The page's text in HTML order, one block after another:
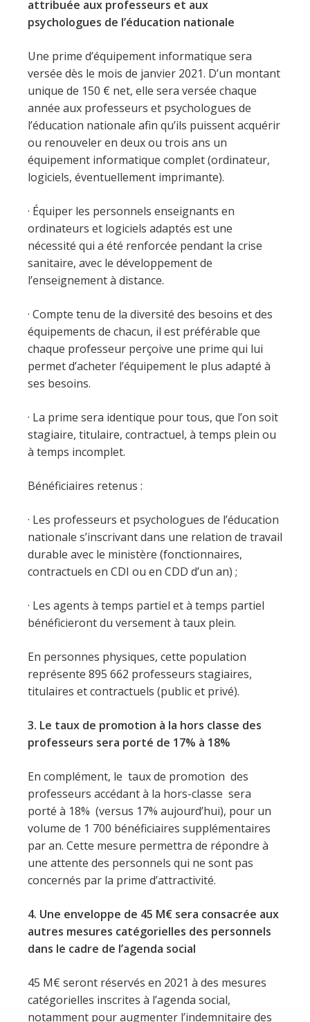
attribuée aux professeurs et aux
psychologues de l’éducation nationale
Une prime d’équipement informatique sera
versée dès le mois de janvier 2021. D’un montant
unique de 150 € net, elle sera versée chaque
année aux professeurs et psychologues de
l’éducation nationale afin qu’ils puissent acquérir
ou renouveler en deux ou trois ans un
équipement informatique complet (ordinateur,
logiciels, éventuellement imprimante).
· Équiper les personnels enseignants en
ordinateurs et logiciels adaptés est une
nécessité qui a été renforcée pendant la crise
sanitaire, avec le développement de
l’enseignement à distance.
· Compte tenu de la diversité des besoins et des
équipements de chacun, il est préférable que
chaque professeur perçoive une prime qui lui
permet d’acheter l’équipement le plus adapté à
ses besoins.
· La prime sera identique pour tous, que l’on soit
stagiaire, titulaire, contractuel, à temps plein ou
à temps incomplet.
Bénéficiaires retenus :
· Les professeurs et psychologues de l’éducation
nationale s’inscrivant dans une relation de travail
durable avec le ministère (fonctionnaires,
contractuels en CDI ou en CDD d’un an) ;
· Les agents à temps partiel et à temps partiel
bénéficieront du versement à taux plein.
En personnes physiques, cette population
représente 895 662 professeurs stagiaires,
titulaires et contractuels (public et privé).
3. Le taux de promotion à la hors classe des
professeurs sera porté de 17% à 18%
En complément, le taux de promotion des
professeurs accédant à la hors-classe sera
porté à 18% (versus 17% aujourd’hui), pour un
volume de 1 700 bénéficiaires supplémentaires
par an. Cette mesure permettra de répondre à
une attente des personnels qui ne sont pas
concernés par la prime d’attractivité.
4. Une enveloppe de 45 M€ sera consacrée aux
autres mesures catégorielles des personnels
dans le cadre de l’agenda social
45 M€ seront réservés en 2021 à des mesures
catégorielles inscrites à l’agenda social,
notamment pour augmenter l’indemnitaire des